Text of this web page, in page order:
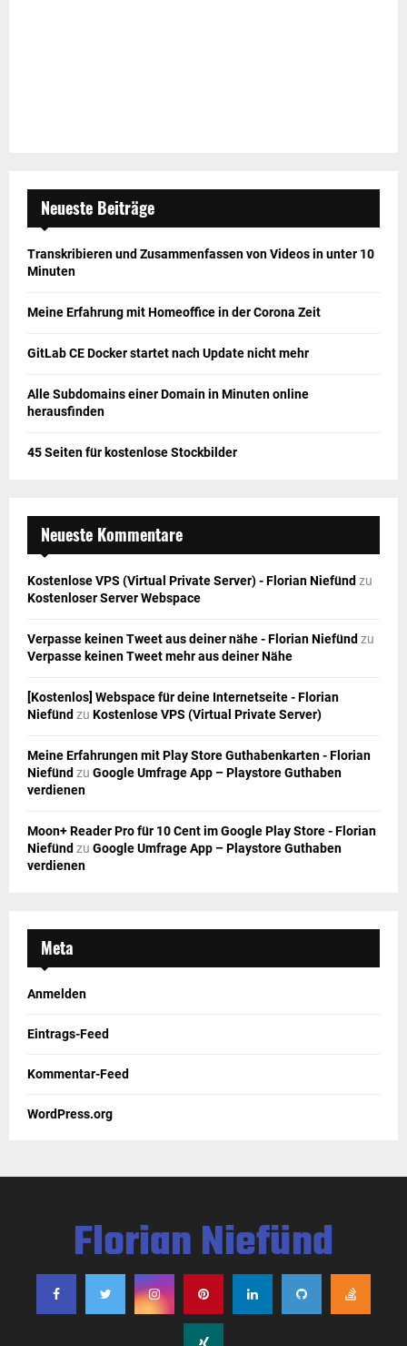
Neueste Beiträge
Transkribieren und Zusammenfassen von Videos in unter 10
Minuten
Meine Erfahrung mit Homeoffice in der Corona Zeit
GitLab CE Docker startet nach Update nicht mehr
Alle Subdomains einer Domain in Minuten online
herausfinden
45 Seiten für kostenlose Stockbilder
Neueste Kommentare
Kostenlose VPS (Virtual Private Server) - Florian Niefünd zu
Kostenloser Server Webspace
Verpasse keinen Tweet aus deiner nähe - Florian Niefünd zu
Verpasse keinen Tweet mehr aus deiner Nähe
[Kostenlos] Webspace für deine Internetseite - Florian
Niefünd zu Kostenlose VPS (Virtual Private Server)
Meine Erfahrungen mit Play Store Guthabenkarten - Florian
Niefünd zu Google Umfrage App – Playstore Guthaben
verdienen
Moon+ Reader Pro für 10 Cent im Google Play Store - Florian
Niefünd zu Google Umfrage App – Playstore Guthaben
verdienen
Meta
Anmelden
Eintrags-Feed
Kommentar-Feed
WordPress.org
Florian Niefünd